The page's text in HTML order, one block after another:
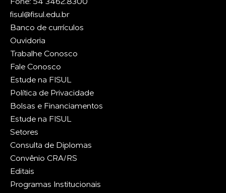
Fone: 54 3462.8300
fisul@fisul.edu.br
Banco de currículos
Ouvidoria
Trabalhe Conosco
Fale Conosco
Estude na FISUL
Política de Privacidade
Bolsas e Financiamentos
Estude na FISUL
Setores
Consulta de Diplomas
Convênio CRA/RS
Editais
Programas Institucionais